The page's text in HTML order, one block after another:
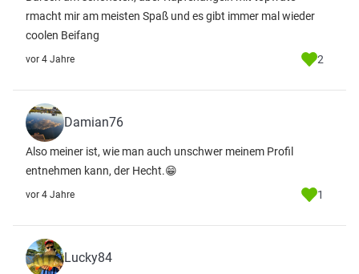
rmacht mir am meisten Spaß und es gibt immer mal wieder
coolen Beifang
vor 4 Jahre 2
Damian76
Also meiner ist, wie man auch unschwer meinem Profil
entnehmen kann, der Hecht.😁
vor 4 Jahre 1
Lucky84